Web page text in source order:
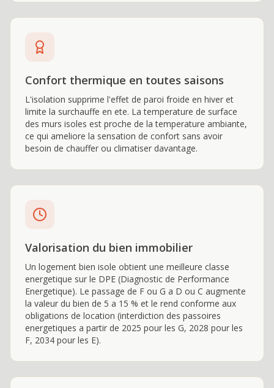
Confort thermique en toutes saisons
L'isolation supprime l'effet de paroi froide en hiver et
limite la surchauffe en ete. La temperature de surface
des murs isoles est proche de la temperature ambiante,
ce qui ameliore la sensation de confort sans avoir
besoin de chauffer ou climatiser davantage.
Valorisation du bien immobilier
Un logement bien isole obtient une meilleure classe
energetique sur le DPE (Diagnostic de Performance
Energetique). Le passage de F ou G a D ou C augmente
la valeur du bien de 5 a 15 % et le rend conforme aux
obligations de location (interdiction des passoires
energetiques a partir de 2025 pour les G, 2028 pour les
F, 2034 pour les E).